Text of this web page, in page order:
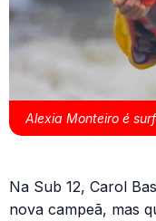
Alexia Monteiro é
Na Sub 12, Carol
nova campeã, mas